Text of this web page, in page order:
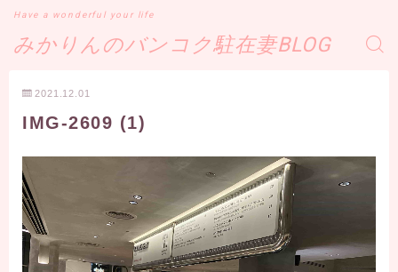
みかりんのバンコク駐在妻BLOG
Have a wonderful your life
2021.12.01
IMG-2609 (1)